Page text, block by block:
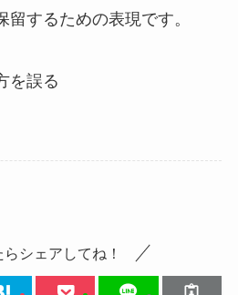
するための表現です。
を誤る
シェアしてね！